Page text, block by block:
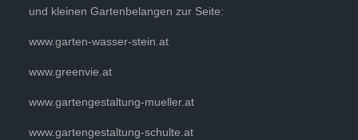
und kleinen Gartenbelangen zur Seite:
www.garten-wasser-stein.at
www.greenvie.at
www.gartengestaltung-mueller.at
www.gartengestaltung-schulte.at